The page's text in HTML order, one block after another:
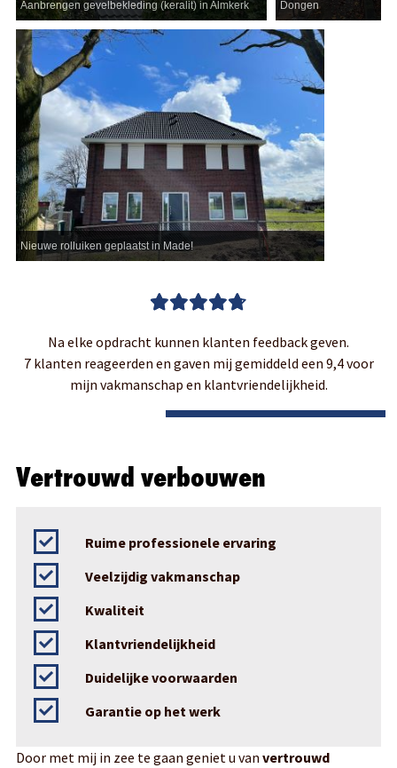
Aanbrengen gevelbekleding (keralit) in Almkerk Dongen
Nieuwe rolluiken geplaatst in Made!
Na elke opdracht kunnen klanten feedback geven.
7 klanten reageerden en gaven mij gemiddeld een 9,4 voor
mijn vakmanschap en klantvriendelijkheid.
Vertrouwd verbouwen
Ruime professionele ervaring
Veelzijdig vakmanschap
Kwaliteit
Klantvriendelijkheid
Duidelijke voorwaarden
Garantie op het werk
Door met mij in zee te gaan geniet u van vertrouwd